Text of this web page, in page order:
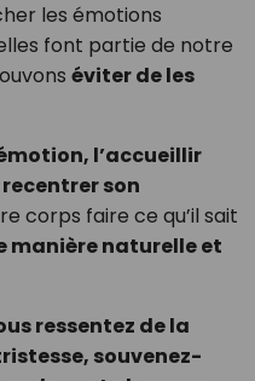
les émotions
font partie de notre
éviter de les
l’accueillir
son
corps faire ce qu’il sait
manière naturelle et
ressentez de la
souvenez-